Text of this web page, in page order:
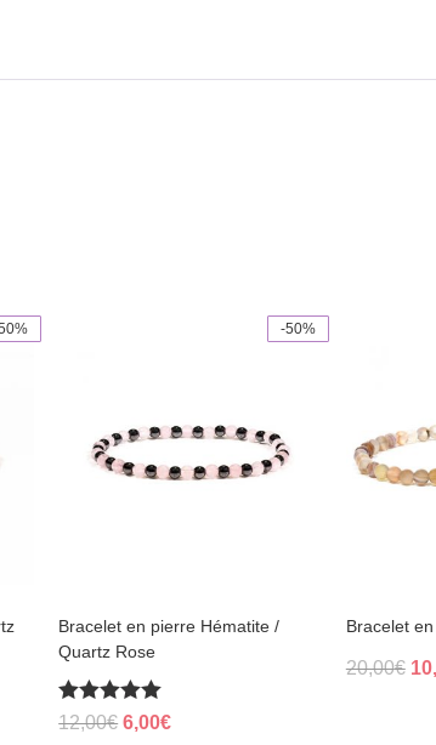
-50%
Bracelet en pierre Hématite /
Quartz Rose
Rated
5.00
12,00€ Original
6,00€Current
Bracelet
20,00€